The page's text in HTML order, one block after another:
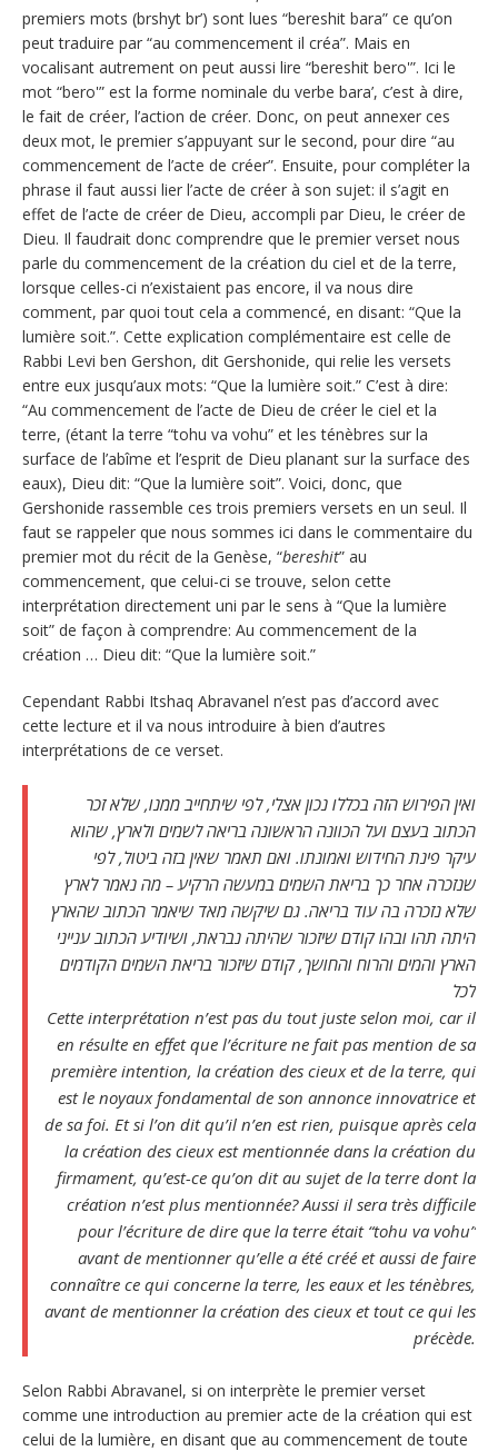
premiers mots (brshyt br’) sont lues “bereshit bara” ce qu’on
peut traduire par “au commencement il créa”. Mais en
vocalisant autrement on peut aussi lire “bereshit bero'”. Ici le
mot “bero'” est la forme nominale du verbe bara’, c’est à dire,
le fait de créer, l’action de créer. Donc, on peut annexer ces
deux mot, le premier s’appuyant sur le second, pour dire “au
commencement de l’acte de créer”. Ensuite, pour compléter la
phrase il faut aussi lier l’acte de créer à son sujet: il s’agit en
effet de l’acte de créer de Dieu, accompli par Dieu, le créer de
Dieu. Il faudrait donc comprendre que le premier verset nous
parle du commencement de la création du ciel et de la terre,
lorsque celles-ci n’existaient pas encore, il va nous dire
comment, par quoi tout cela a commencé, en disant: “Que la
lumière soit.”. Cette explication complémentaire est celle de
Rabbi Levi ben Gershon, dit Gershonide, qui relie les versets
entre eux jusqu’aux mots: “Que la lumière soit.” C’est à dire:
“Au commencement de l’acte de Dieu de créer le ciel et la
terre, (étant la terre “tohu va vohu” et les ténèbres sur la
surface de l’abîme et l’esprit de Dieu planant sur la surface des
eaux), Dieu dit: “Que la lumière soit”. Voici, donc, que
Gershonide rassemble ces trois premiers versets en un seul. Il
faut se rappeler que nous sommes ici dans le commentaire du
premier mot du récit de la Genèse, “bereshit” au
commencement, que celui-ci se trouve, selon cette
interprétation directement uni par le sens à “Que la lumière
soit” de façon à comprendre: Au commencement de la
création … Dieu dit: “Que la lumière soit.”
Cependant Rabbi Itshaq Abravanel n’est pas d’accord avec
cette lecture et il va nous introduire à bien d’autres
interprétations de ce verset.
הכתוב בעצם ועל הכוונה הראשונה בריאה לשמים ולארץ, שהוא
עיקר פינת החידוש ואמונתו. ואם תאמר שאין בזה ביטול, לפי
שנזכרה אחר כך בריאת השמים במעשה הרקיע – מה נאמר לארץ
שלא נזכרה בה עוד בריאה. גם שיקשה מאד שיאמר הכתוב שהארץ
היתה תהו ובהו קודם שיזכור שהיתה נבראת, ושיודיע הכתוב ענייני
הארץ והמים והרוח והחושך, קודם שיזכור בריאת השמים הקודמים
לכל
Cette interprétation n’est pas du tout juste selon moi, car il
en résulte en effet que l’écriture ne fait pas mention de sa
première intention, la création des cieux et de la terre, qui
est le noyaux fondamental de son annonce innovatrice et
de sa foi. Et si l’on dit qu’il n’en est rien, puisque après cela
la création des cieux est mentionnée dans la création du
firmament, qu’est-ce qu’on dit au sujet de la terre dont la
création n’est plus mentionnée? Aussi il sera très difficile
pour l’écriture de dire que la terre était “tohu va vohu”
avant de mentionner qu’elle a été créé et aussi de faire
connaître ce qui concerne la terre, les eaux et les ténèbres,
avant de mentionner la création des cieux et tout ce qui les
précède.
Selon Rabbi Abravanel, si on interprète le premier verset
comme une introduction au premier acte de la création qui est
celui de la lumière, en disant que au commencement de toute